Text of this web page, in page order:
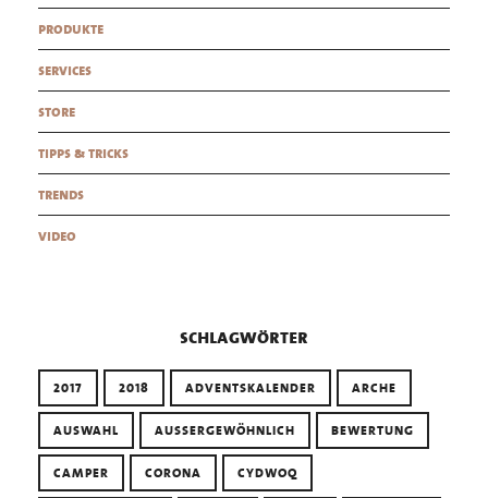
produkte
services
store
tipps & tricks
trends
video
schlagwörter
2017 2018 ADVENTSKALENDER ARCHE
AUSWAHL AUSSERGEWÖHNLICH BEWERTUNG
CAMPER CORONA CYDWOQ